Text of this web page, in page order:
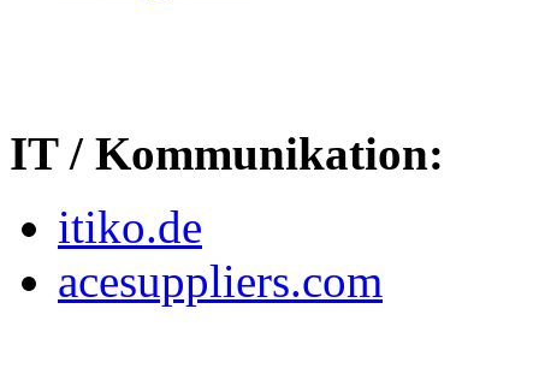
IT / Kommunikation:
itiko.de
acesuppliers.com